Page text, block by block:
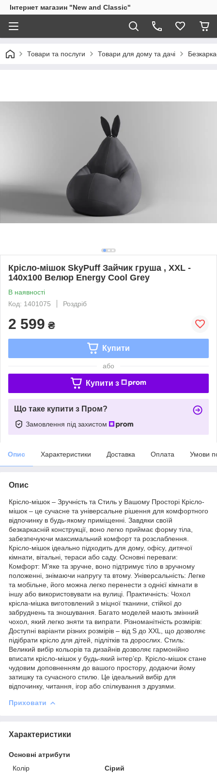
Інтернет магазин "New and Classic"
Товари та послуги Товари для дому та дачі
Крісло-мішок SkyPuff Зайчик груша , XXL -
140х100 Велюр Energy Cool Grey
В наявності
Код: 1401075
Роздріб
2 599 ₴
Купити
або
Купити з
Що таке купити з Пром?
Замовлення під захистом
Опис Характеристики Доставка Оплата Умови
Опис
Крісло-мішок – Зручність та Стиль у Вашому Просторі Крісло-
мішок – це сучасне та універсальне рішення для комфортного
відпочинку в будь-якому приміщенні. Завдяки своїй
безкаркасній конструкції, воно легко приймає форму тіла,
забезпечуючи максимальний комфорт та розслаблення.
Крісло-мішок ідеально підходить для дому, офісу, дитячої
кімнати, вітальні, тераси або саду. Основні переваги:
Комфорт: М'яке та зручне, воно підтримує тіло в зручному
положенні, знімаючи напругу та втому. Універсальність: Легке
та мобільне, його можна легко перенести з однієї кімнати в
іншу або використовувати на вулиці. Практичність: Чохол
крісла-мішка виготовлений з міцної тканини, стійкої до
забруднень та зношування. Багато моделей мають змінний
чохол, який легко зняти та випрати. Різноманітність розмірів:
Доступні варіанти різних розмірів – від S до XXL, що дозволяє
підібрати крісло для дітей, підлітків та дорослих. Стиль:
Великий вибір кольорів та дизайнів дозволяє гармонійно
вписати крісло-мішок у будь-який інтер’єр. Крісло-мішок стане
чудовим доповненням до вашого простору, додаючи йому
затишку та сучасного стилю. Це ідеальний вибір для
відпочинку, читання, ігор або спілкування з друзями.
Приховати
Характеристики
Основні атрибути
Колір
Сірий